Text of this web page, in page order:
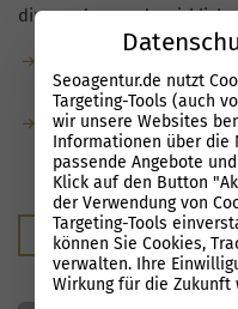
dir, wo du gerade wirklich
versteckte
Du bekommst
Potenzial in deinen
Kostenloser Audit
Seoagentur.de nutzt
Targeting-Tools (auch
wir unsere Websites
Informationen über die
passende Angebote
Klick auf den Button
der Verwendung von
Targeting-Tools
können Sie Cookies,
verwalten. Ihre
Wirkung für die Zukunft